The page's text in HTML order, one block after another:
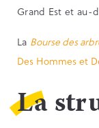
Grand Est et au-
La Bourse des
Des Hommes et
La